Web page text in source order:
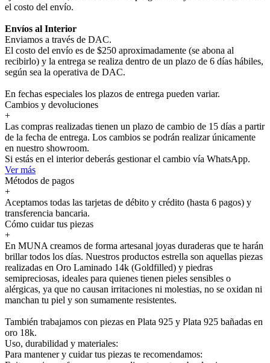
el costo del envío.
Envíos al Interior
Enviamos a través de DAC.
El costo del envío es de $250 aproximadamente (se abona al
recibirlo) y la entrega se realiza dentro de un plazo de 6 días hábiles,
según sea la operativa de DAC.
En fechas especiales los plazos de entrega pueden variar.
Cambios y devoluciones
+
Las compras realizadas tienen un plazo de cambio de 15 días a partir
de la fecha de entrega. Los cambios se podrán realizar únicamente
en nuestro showroom.
Si estás en el interior deberás gestionar el cambio vía WhatsApp.
Ver más
Métodos de pagos
+
Aceptamos todas las tarjetas de débito y crédito (hasta 6 pagos) y
transferencia bancaria.
Cómo cuidar tus piezas
+
En MUNA creamos de forma artesanal joyas duraderas que te harán
brillar todos los días. Nuestros productos estrella son aquellas piezas
realizadas en Oro Laminado 14k (Goldfilled) y piedras
semipreciosas, ideales para quienes tienen pieles sensibles o
alérgicas, ya que no causan irritaciones ni molestias, no se oxidan ni
manchan tu piel y son sumamente resistentes.
También trabajamos con piezas en Plata 925 y Plata 925 bañadas en
oro 18k.
Uso, durabilidad y materiales:
Para mantener y cuidar tus piezas te recomendamos: